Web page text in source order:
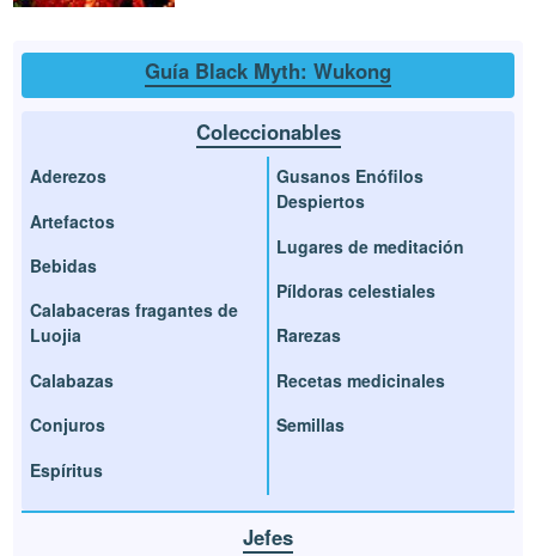
Guía Black Myth: Wukong
Coleccionables
Aderezos
Artefactos
Bebidas
Calabaceras fragantes de
Luojia
Calabazas
Conjuros
Espíritus
Gusanos Enófilos
Despiertos
Lugares de meditación
Píldoras celestiales
Rarezas
Recetas medicinales
Semillas
Jefes